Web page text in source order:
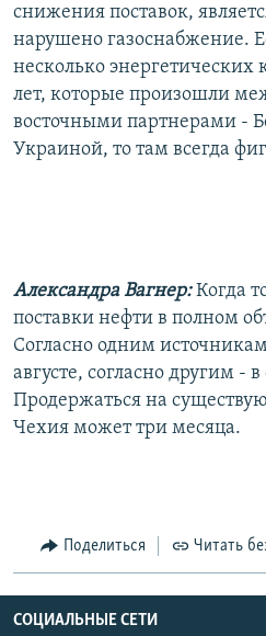
снижения поставок,
нарушено газоснабжение.
несколько
лет, которые произошли
восточными партнерами -
Украиной, то там всегда
Александра Вагнер:Когда
поставки нефти в полном
Согласно одним
августе, согласно другим - в
Продержаться на
Чехия может три месяца.
Поделиться Читать
СОЦИАЛЬНЫЕ СЕТИ